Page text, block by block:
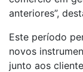
anteriores”,
Este período
novos
junto aos